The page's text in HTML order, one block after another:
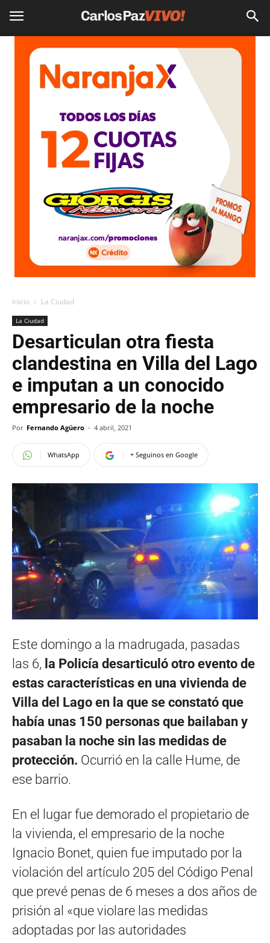
Inicio La Ciudad
La Ciudad
Desarticulan otra fiesta
clandestina en Villa del Lago
e imputan a un conocido
empresario de la noche
Por Fernando Agüero - 4 abril, 2021
WhatsApp + Seguinos en Google
Este domingo a la madrugada, pasadas
las 6, la Policía desarticuló otro evento de
estas características en una vivienda de
Villa del Lago en la que se constató que
había unas 150 personas que bailaban y
pasaban la noche sin las medidas de
protección. Ocurrió en la calle Hume, de
ese barrio.
En el lugar fue demorado el propietario de
la vivienda, el empresario de la noche
Ignacio Bonet, quien fue imputado por la
violación del artículo 205 del Código Penal
que prevé penas de 6 meses a dos años de
prisión al «que violare las medidas
adoptadas por las autoridades